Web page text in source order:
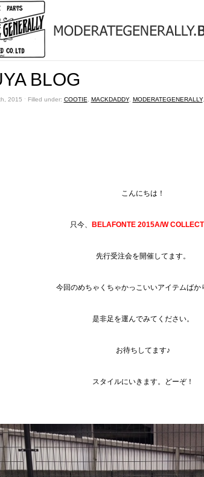
BLOG
2015 ˑ Filled under: COOTIE MACKDADDY, MODERATEGENERALLY,
こんにちは！
只今、 BELAFONTE 2015A/W
先行受注会を開催してます。
今回のめちゃくちゃかっこいいアイテムばか
是非足を運んでみてください。
お待ちしてます♪
スタイルにいきます。どーぞ！